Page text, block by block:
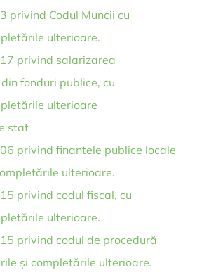
privind Codul Muncii cu
ulterioare.
privind salarizarea
fonduri publice, cu
ulterioare
stat
privind finantele publice locale
ulterioare.
privind codul fiscal, cu
ulterioare.
privind codul de procedură
și completările ulterioare.